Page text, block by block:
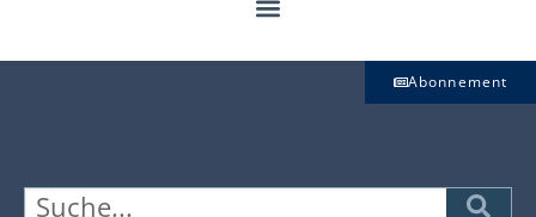
Abonnement